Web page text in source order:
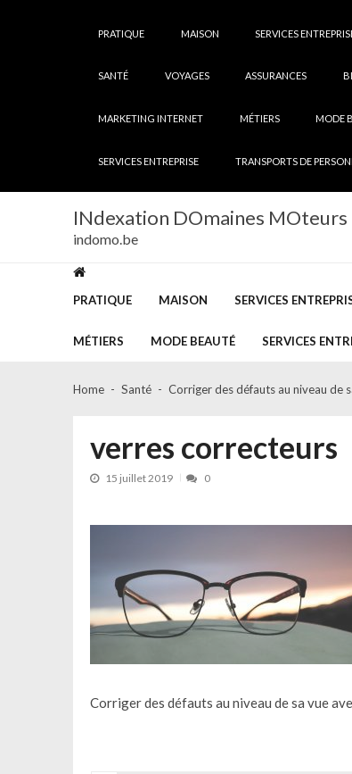
PRATIQUE MAISON SERVICES
SANTÉ VOYAGES ASSURANCES
MARKETING INTERNET MÉTIERS MODE
SERVICES ENTREPRISE TRANSPORTS DE
INdexation DOmaines MOteurs
indomo.be
PRATIQUE MAISON SERVICES
MÉTIERS MODE BEAUTÉ SERVICES
Home Santé Corriger des défauts au niveau de
verres correcteurs
15 juillet 2019 0
Corriger des défauts au niveau de sa vue